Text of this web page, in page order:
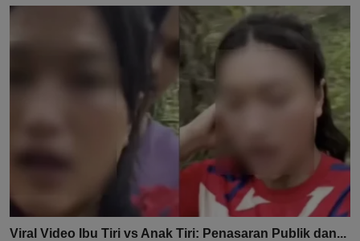
Viral Video Ibu Tiri vs Anak Tiri: Penasaran Publik dan...